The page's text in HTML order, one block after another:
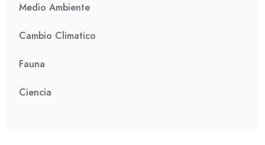
Medio Ambiente
Cambio Climatico
Fauna
Ciencia